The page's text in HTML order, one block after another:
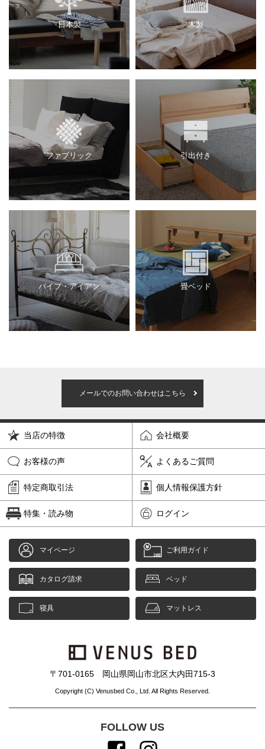
日本製 木製
ファブリック 引出付き
パイプ・アイアン 畳ベッド
メールでのお問い合わせはこちら
当店の特徴 会社概要
お客様の声 よくあるご質問
特定商取引法 個人情報保護方針
特集・読み物 ログイン
マイページ ご利用ガイド
カタログ請求 ベッド
寝具 マットレス
〒701-0165 岡山県岡山市北区大内田715-3
Copyright (C) Venusbed Co., Ltd. All Rights Reserved.
FOLLOW US